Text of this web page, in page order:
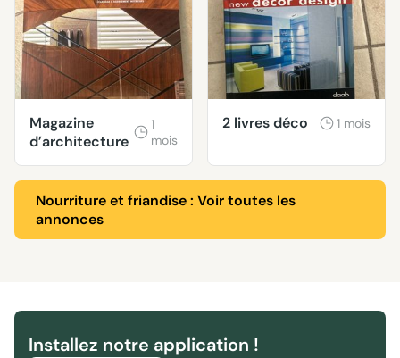
Magazine
d’architecture
1
mois
2 livres déco 1 mois
Nourriture et friandise : Voir toutes les
annonces
Installez notre application !